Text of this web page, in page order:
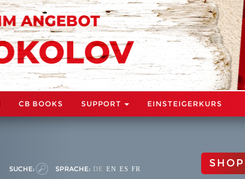
CB BOOKS SUPPORT EINSTEIGERKURS
SUCHE: SPRACHE: DE EN ES FR SHOP